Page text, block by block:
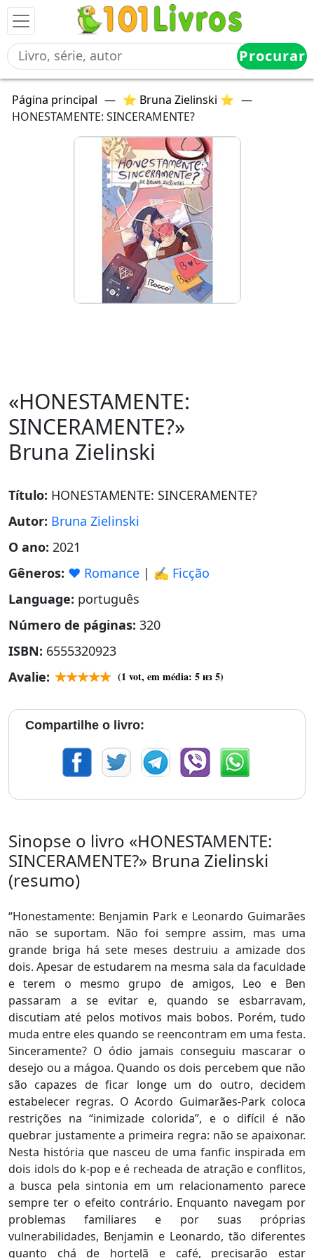
Procurar
Página principal — ⭐ Bruna Zielinski ⭐ —
HONESTAMENTE: SINCERAMENTE?
«HONESTAMENTE:
SINCERAMENTE?»
Bruna Zielinski
Título: HONESTAMENTE: SINCERAMENTE?
Autor: Bruna Zielinski
O ano: 2021
Gêneros: ❤️ Romance | ✍️ Ficção
Language: português
Número de páginas: 320
ISBN: 6555320923
Avalie:
(1 vot, em média: 5из 5)
Compartilhe o livro:
Sinopse o livro «HONESTAMENTE:
SINCERAMENTE?» Bruna Zielinski
(resumo)
“Honestamente: Benjamin Park e Leonardo Guimarães
não se suportam. Não foi sempre assim, mas uma
grande briga há sete meses destruiu a amizade dos
dois. Apesar de estudarem na mesma sala da faculdade
e terem o mesmo grupo de amigos, Leo e Ben
passaram a se evitar e, quando se esbarravam,
discutiam até pelos motivos mais bobos. Porém, tudo
muda entre eles quando se reencontram em uma festa.
Sinceramente? O ódio jamais conseguiu mascarar o
desejo ou a mágoa. Quando os dois percebem que não
são capazes de ficar longe um do outro, decidem
estabelecer regras. O Acordo Guimarães-Park coloca
restrições na “inimizade colorida”, e o difícil é não
quebrar justamente a primeira regra: não se apaixonar.
Nesta história que nasceu de uma fanfic inspirada em
dois idols do k-pop e é recheada de atração e conflitos,
a busca pela sintonia em um relacionamento parece
sempre ter o efeito contrário. Enquanto navegam por
problemas familiares e por suas próprias
vulnerabilidades, Benjamin e Leonardo, tão diferentes
quanto chá de hortelã e café, precisarão estar